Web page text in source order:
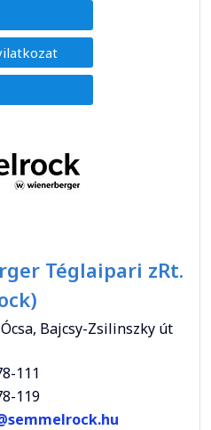
Téglaipari zRt.
Bajcsy-Zsilinszky út
111
119